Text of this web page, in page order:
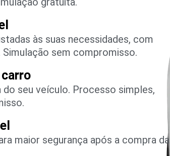
às suas necessidades, com
sem compromisso.
do seu veículo. Processo simples,
maior segurança após a compra da